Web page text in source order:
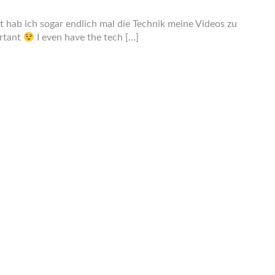
hab ich sogar endlich mal die Technik meine Videos zu
I even have the tech […]